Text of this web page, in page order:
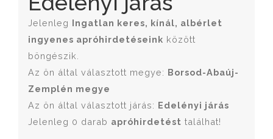
Jelenleg Ingatlan keres, kínál, albérlet
ingyenes apróhirdetéseink között
böngészik.
Az ön által választott megye: Borsod-Abaúj-
Zemplén megye
Az ön által választott járás: Edelényi járás
Jelenleg 0 darab apróhirdetést találhat!